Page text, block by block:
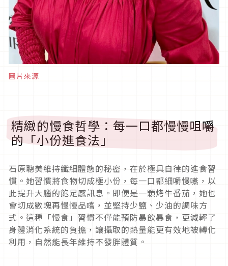
圖片來源
精緻的慢食哲學：每一口都慢慢咀嚼
的「小份進食法」
石原聰美維持纖細體態的秘密，在於極具自律的進食習
慣。她習慣將食物切成極小份，每一口都細嚼慢嚥，以
此提升大腦的飽足感訊息。即便是一顆烤牛番茄，她也
會切成數塊再慢慢品嚐，並堅持少鹽、少油的調味方
式。這種「慢食」習慣不僅能預防暴飲暴食，更減輕了
身體消化系統的負擔，讓攝取的熱量能更有效地被轉化
利用，自然能長年維持不發胖體質。